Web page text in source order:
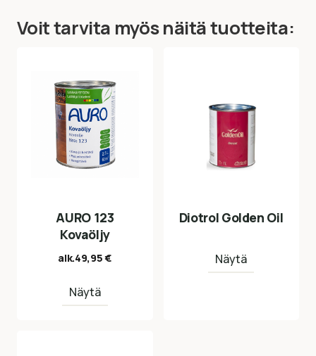
Voit tarvita myös näitä tuotteita:
AURO 123
Kovaöljy
alk.49,95€
Näytä
Diotrol Golden Oil
Näytä